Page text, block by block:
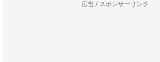
広告 / スポンサーリンク